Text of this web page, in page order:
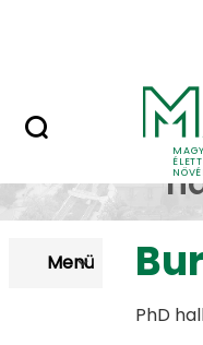
PhD
Menü
​​​PhD